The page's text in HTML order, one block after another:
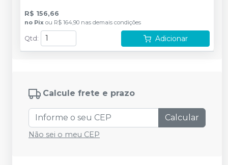
R$ 156,66
no Pix ou R$ 164,90 nas demais condições
Qtd : Adicionar
Calcule frete e prazo
Calcular
Não sei o meu CEP